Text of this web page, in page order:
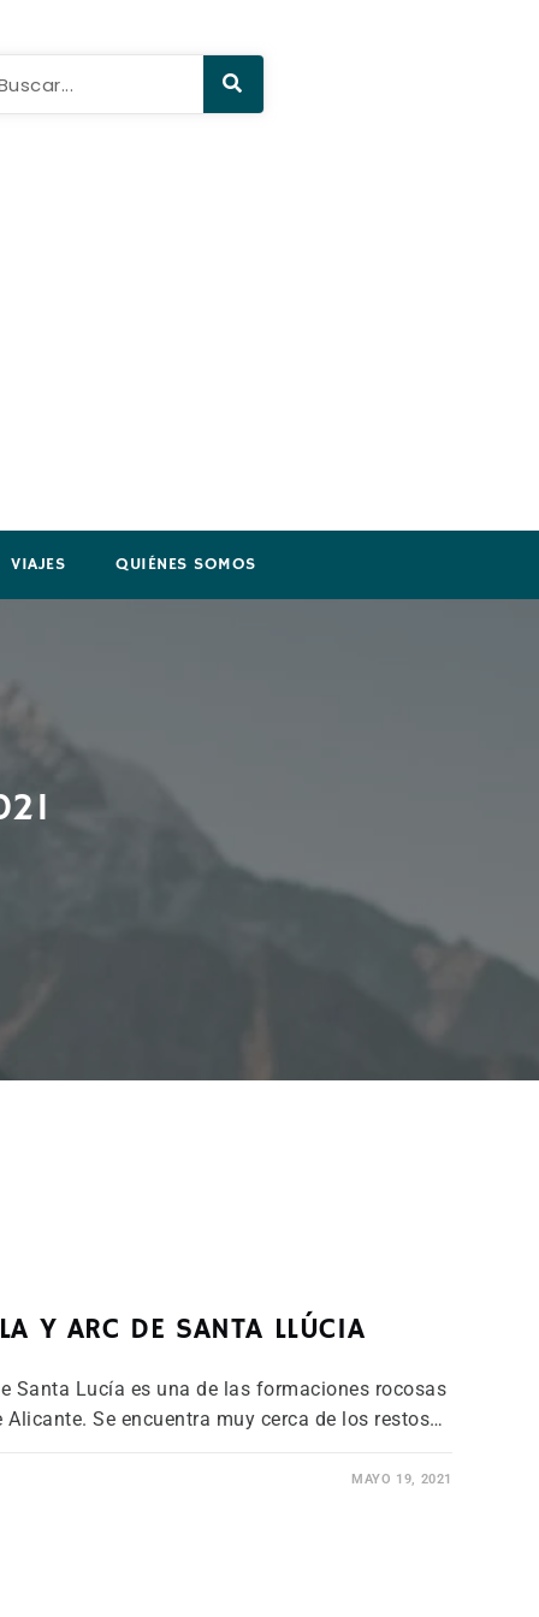
VIAJES QUIÉNES SOMOS
Y ARC DE SANTA LLÚCIA
Santa Lucía es una de las formaciones rocosas
Se encuentra muy cerca de los restos…
MAYO 19, 2021